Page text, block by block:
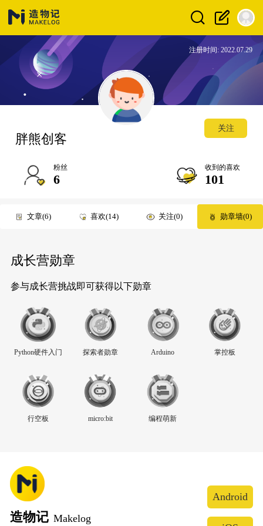
注册时间: 2022.07.29
胖熊创客
关注
粉丝
6
收到的喜欢
101
文章 6 喜欢 14 关注 0 勋章墙 0
成长营勋章
参与成长营挑战即可获得以下勋章
Python硬件入门 探索者勋章 Arduino 掌控板
行空板 micro:bit 编程萌新
造物记 Makelog
Android